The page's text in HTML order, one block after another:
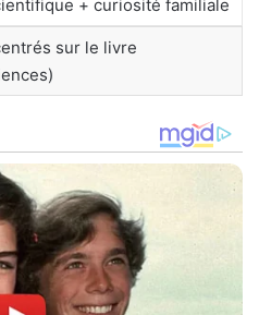
+ curiosité familiale
sur le livre